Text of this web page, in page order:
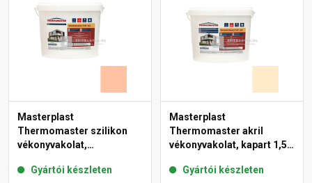
Masterplast
Thermomaster szilikon
vékonyvakolat,
15-D 25 kg
Gyártói készleten
Masterplast
Thermomaster akril
vékonyvakolat, kapart 1,5
Gyártói készleten